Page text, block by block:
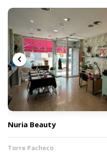
Nuria Beauty
Torre Pacheco